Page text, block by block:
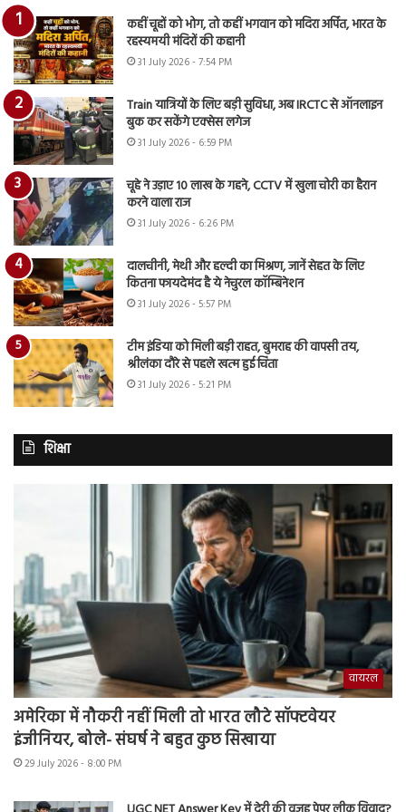
कहीं चूहों को भोग, तो कहीं भगवान को मदिरा अर्पित, भारत के
रहस्यमयी मंदिरों की कहानी
31 July 2026 - 7:54 PM
Train यात्रियों के लिए बड़ी सुविधा, अब IRCTC से ऑनलाइन
बुक कर सकेंगे एक्सेस लगेज
31 July 2026 - 6:59 PM
चूहे ने उड़ाए 10 लाख के गहने, CCTV में खुला चोरी का हैरान
करने वाला राज
31 July 2026 - 6:26 PM
दालचीनी, मेथी और हल्दी का मिश्रण, जानें सेहत के लिए
कितना फायदेमंद है ये नेचुरल कॉम्बिनेशन
31 July 2026 - 5:57 PM
टीम इंडिया को मिली बड़ी राहत, बुमराह की वापसी तय,
श्रीलंका दौरे से पहले खत्म हुई चिंता
31 July 2026 - 5:21 PM
शिक्षा
वायरल
अमेरिका में नौकरी नहीं मिली तो भारत लौटे सॉफ्टवेयर
इंजीनियर, बोले- संघर्ष ने बहुत कुछ सिखाया
29 July 2026 - 8:00 PM